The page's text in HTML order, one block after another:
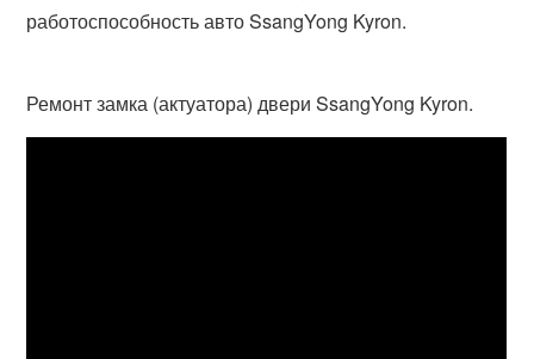
работоспособность авто SsangYong Kyron.
Ремонт замка (актуатора) двери SsangYong Kyron.